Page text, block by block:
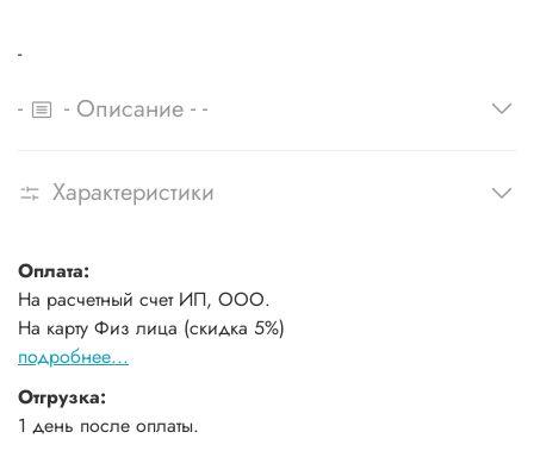
-
- - Описание - -
Характеристики
Оплата:
На расчетный счет ИП, ООО.
На карту Физ лица (скидка 5%)
подробнее...
Отгрузка:
1 день после оплаты.